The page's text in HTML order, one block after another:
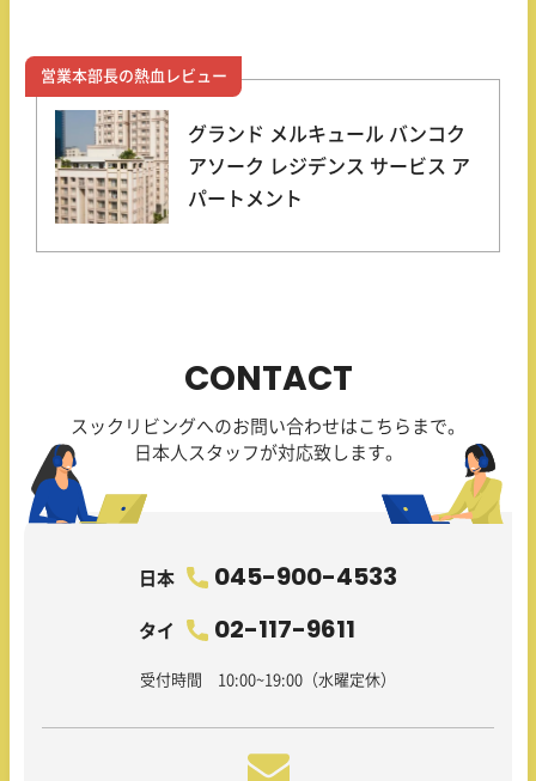
営業本部長の熱血レビュー
グランド メルキュール バンコク
アソーク レジデンス サービス ア
パートメント
CONTACT
スックリビングへのお問い合わせはこちらまで。
日本人スタッフが対応致します。
日本 045-900-4533
タイ 02-117-9611
受付時間 10:00~19:00（水曜定休）